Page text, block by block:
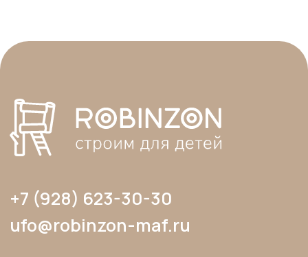
источник: www.robinzon-maf.ru».